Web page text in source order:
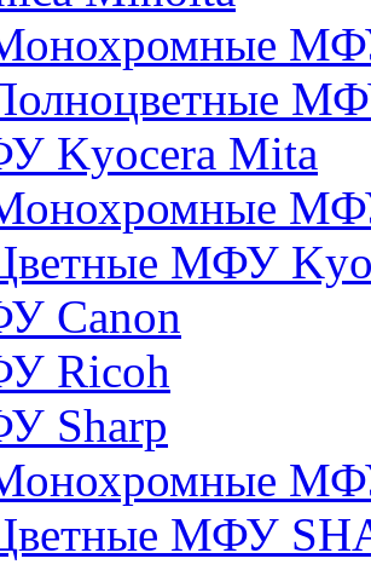
Kyocera Mita
МФУ
Canon
Ricoh
Sharp
МФУ